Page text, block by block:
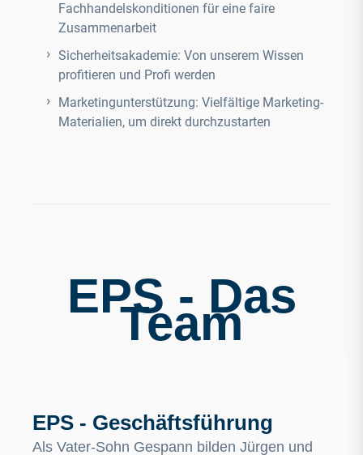
Fachhandelskonditionen für eine faire
Zusammenarbeit
Sicherheitsakademie: Von unserem Wissen
profitieren und Profi werden
Marketingunterstützung: Vielfältige Marketing-
Materialien, um direkt durchzustarten
EPS - Das
Team
EPS - Geschäftsführung
Als Vater-Sohn Gespann bilden Jürgen und